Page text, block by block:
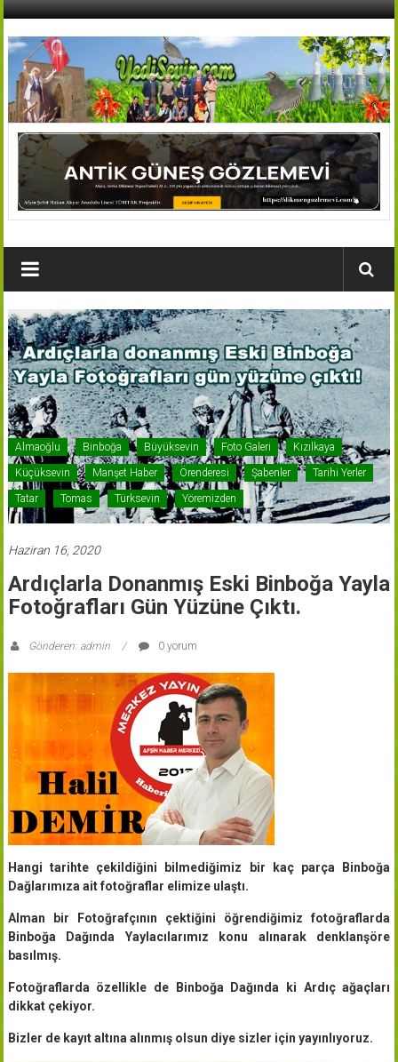
İçeriğe
AFŞİN
YEDİSEVİN
HABER
Köyleri
Haber
Portalı
Almaoğlu Binboğa Büyüksevin Foto Galeri Kızılkaya
Küçüksevin Manşet Haber Örenderesi Şabenler Tarihi Yerler
Tatar Tomas Türksevin Yöremizden
Haziran 16, 2020
Ardıçlarla Donanmış Eski Binboğa Yayla
Fotoğrafları Gün Yüzüne Çıktı.
Gönderen: admin 0 yorum
Hangi tarihte çekildiğini bilmediğimiz bir kaç parça Binboğa
Dağlarımıza ait fotoğraflar elimize ulaştı.
Alman bir Fotoğrafçının çektiğini öğrendiğimiz fotoğraflarda
Binboğa Dağında Yaylacılarımız konu alınarak denklanşöre
basılmış.
Fotoğraflarda özellikle de Binboğa Dağında ki Ardıç ağaçları
dikkat çekiyor.
Bizler de kayıt altına alınmış olsun diye sizler için yayınlıyoruz.